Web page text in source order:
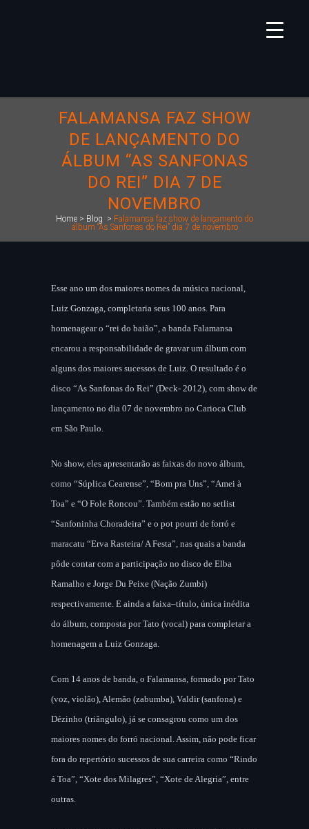
FALAMANSA FAZ SHOW
DE LANÇAMENTO DO
ÁLBUM “AS SANFONAS
DO REI” DIA 7 DE
NOVEMBRO
Home > Blog > Falamansa faz show de lançamento do
álbum “As Sanfonas do Rei” dia 7 de novembro
Esse ano um dos maiores nomes da música nacional,
Luiz Gonzaga, completaria seus 100 anos. Para
homenagear o “rei do baião”, a banda Falamansa
encarou a responsabilidade de gravar um álbum com
alguns dos maiores sucessos de Luiz. O resultado é o
disco “As Sanfonas do Rei” (Deck- 2012), com show de
lançamento no dia 07 de novembro no Carioca Club
em São Paulo.
No show, eles apresentarão as faixas do novo álbum,
como “Súplica Cearense”, “Bom pra Uns”, “Amei à
Toa” e “O Fole Roncou”. Também estão no setlist
“Sanfoninha Choradeira” e o pot pourri de forró e
maracatu “Erva Rasteira/ A Festa”, nas quais a banda
pôde contar com a participação no disco de Elba
Ramalho e Jorge Du Peixe (Nação Zumbi)
respectivamente. E ainda a faixa–título, única inédita
do álbum, composta por Tato (vocal) para completar a
homenagem a Luiz Gonzaga.
Com 14 anos de banda, o Falamansa, formado por Tato
(voz, violão), Alemão (zabumba), Valdir (sanfona) e
Dézinho (triângulo), já se consagrou como um dos
maiores nomes do forró nacional. Assim, não pode ficar
fora do repertório sucessos de sua carreira como “Rindo
á Toa”, “Xote dos Milagres”, “Xote de Alegria”, entre
outras.